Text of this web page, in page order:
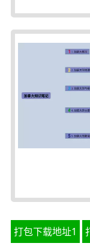
打包下载地址1